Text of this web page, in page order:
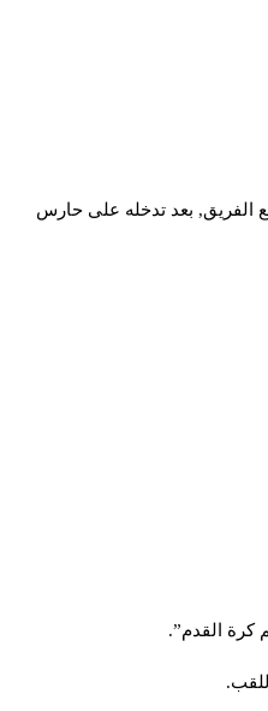
الفريق, بعد تدخله على حارس
كرة القدم”.